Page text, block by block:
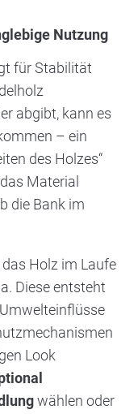
Nutzung
für Stabilität
abgibt, kann es
– ein
des Holzes“
Material
die Bank im
Holz im Laufe
Diese entsteht
Look
wählen oder